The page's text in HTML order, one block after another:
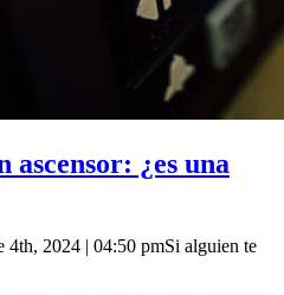
ascensor: ¿es una
2024 | 04:50 pmSi alguien te